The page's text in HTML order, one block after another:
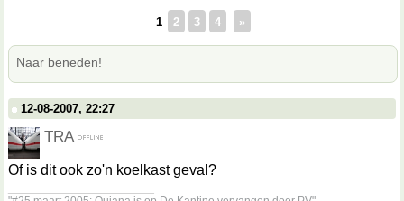
1 2 3 4 »
Naar beneden!
12-08-2007, 22:27
TRA
Of is dit ook zo'n koelkast geval?